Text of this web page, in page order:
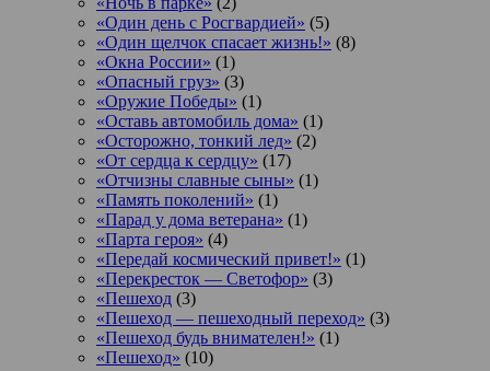
«Один день с Росгвардией» (5)
«Один щелчок спасает жизнь!» (8)
«Окна России» (1)
«Опасный груз» (3)
«Оружие Победы» (1)
«Оставь автомобиль дома» (1)
«Осторожно, тонкий лед» (2)
«От сердца к сердцу» (17)
«Отчизны славные сыны» (1)
«Память поколений» (1)
«Парад у дома ветерана» (1)
«Парта героя» (4)
«Передай космический привет!» (1)
«Перекресток — Светофор» (3)
«Пешеход (3)
«Пешеход — пешеходный переход» (3)
«Пешеход будь внимателен!» (1)
«Пешеход» (10)